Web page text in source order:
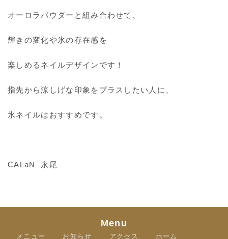
オーロラパウダーと組み合わせて、
輝きの変化や氷の存在感を
楽しめるネイルデザインです！
指先から涼しげな印象をプラスしたい人に、
氷ネイルはおすすめです。
CALaN 永尾
Menu
メニュー お知らせ アクセス ホーム